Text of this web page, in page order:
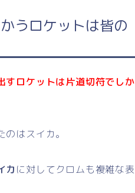
うロケットは皆の
すロケットは片道切符でしか
はスイカ。
カ に対してクロムも複雑な表